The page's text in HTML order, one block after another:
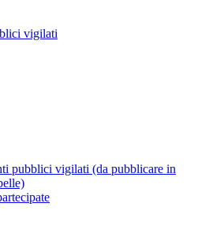
vigilati
pubblici vigilati (da pubblicare in